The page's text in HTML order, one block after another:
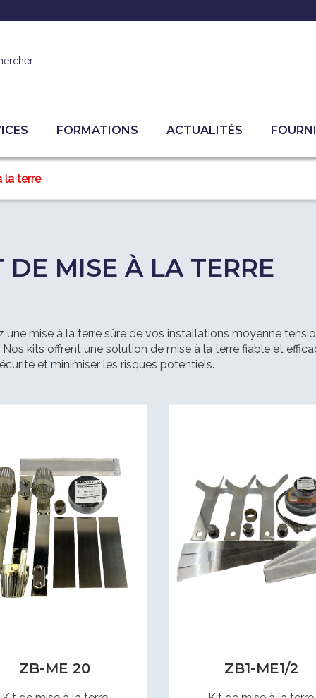
FORMATIONS ACTUALITÉS
la terre
DE MISE À LA TERRE
une mise à la terre sûre de vos installations moyenne
Nos kits offrent une solution de mise à la terre fiable et
et minimiser les risques potentiels.
ZB-ME 20 ZB1-ME1/2